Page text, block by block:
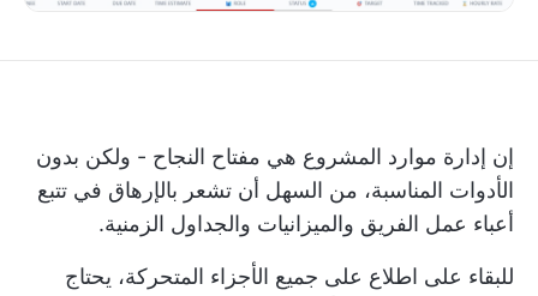
إن إدارة موارد المشروع هي مفتاح النجاح - ولكن بدون
الأدوات المناسبة، من السهل أن تشعر بالإرهاق في تتبع
أعباء عمل الفريق والميزانيات والجداول الزمنية.
للبقاء على اطلاع على جميع الأجزاء المتحركة، يحتاج